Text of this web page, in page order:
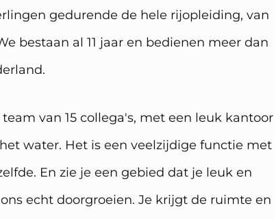
gedurende de hele rijopleiding, van
bestaan al 11 jaar en bedienen meer dan
van 15 collega's, met een leuk kantoor
water. Het is een veelzijdige functie met
En zie je een gebied dat je leuk en
echt doorgroeien. Je krijgt de ruimte en